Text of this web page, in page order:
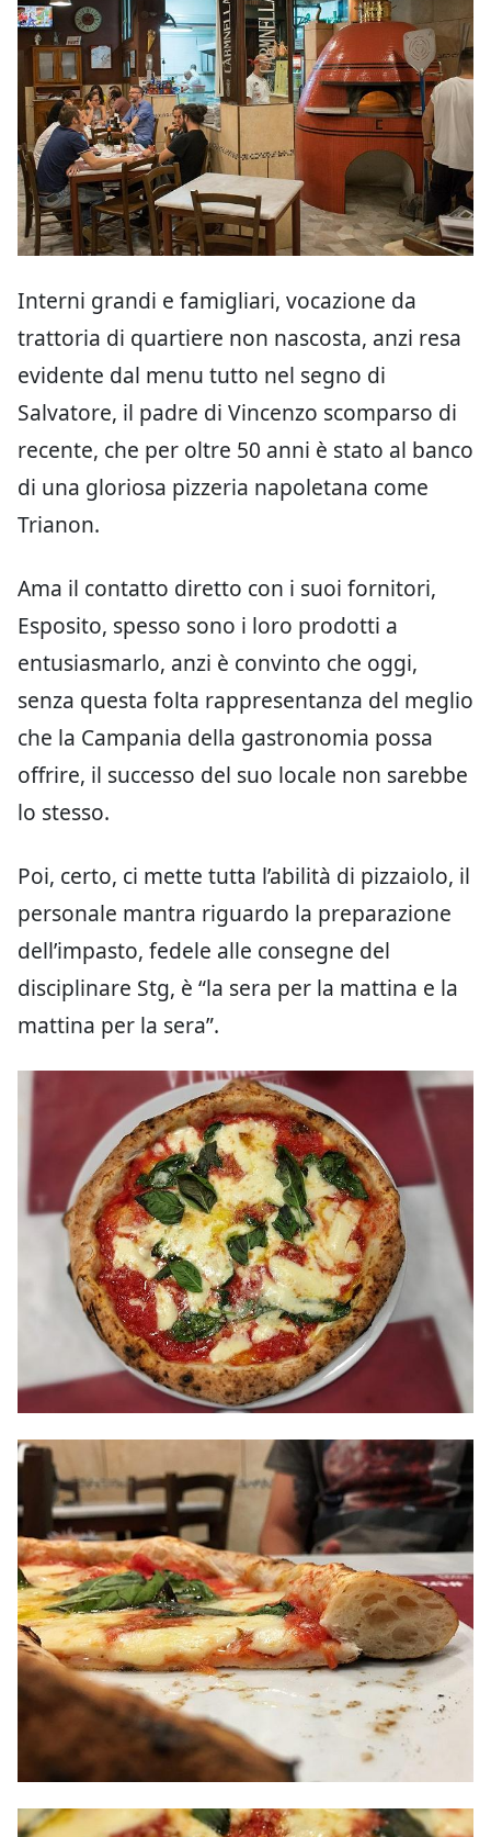
Interni grandi e famigliari, vocazione da
trattoria di quartiere non nascosta, anzi resa
evidente dal menu tutto nel segno di
Salvatore, il padre di Vincenzo scomparso di
recente, che per oltre 50 anni è stato al banco
di una gloriosa pizzeria napoletana come
Trianon.
Ama il contatto diretto con i suoi fornitori,
Esposito, spesso sono i loro prodotti a
entusiasmarlo, anzi è convinto che oggi,
senza questa folta rappresentanza del meglio
che la Campania della gastronomia possa
offrire, il successo del suo locale non sarebbe
lo stesso.
Poi, certo, ci mette tutta l’abilità di pizzaiolo, il
personale mantra riguardo la preparazione
dell’impasto, fedele alle consegne del
disciplinare Stg, è “la sera per la mattina e la
mattina per la sera”.